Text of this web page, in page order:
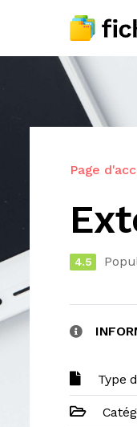
Page
4.5
Type